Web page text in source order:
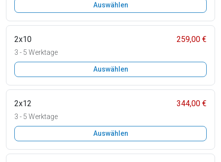
Auswählen
2x10 259,00 €
3 - 5 Werktage
Auswählen
2x12 344,00 €
3 - 5 Werktage
Auswählen